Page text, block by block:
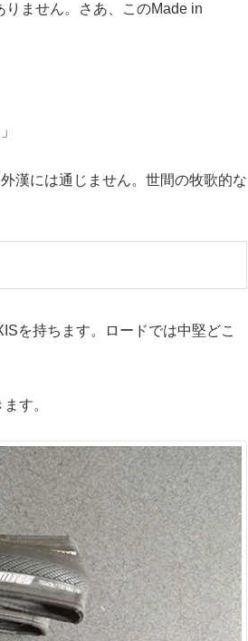
りません。さあ、このMade in
漢には通じません。世間の牧歌的な
を持ちます。ロードでは中堅どこ
す。